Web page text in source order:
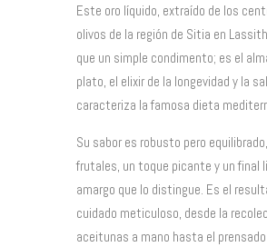
Este oro líquido, extraído de los
olivos de la región de Sitia en
que un simple condimento; es el
plato, el elixir de la longevidad y la
caracteriza la famosa dieta
Su sabor es robusto pero
frutales, un toque picante y un final
amargo que lo distingue. Es el
cuidado meticuloso, desde la
aceitunas a mano hasta el